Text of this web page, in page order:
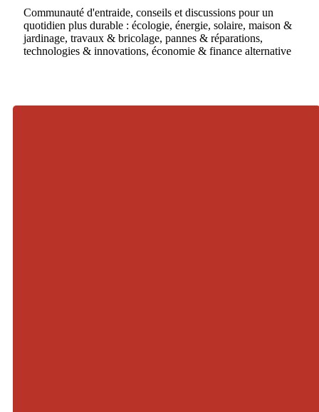
Communauté d'entraide, conseils et discussions pour un
quotidien plus durable : écologie, énergie, solaire, maison &
jardinage, travaux & bricolage, pannes & réparations,
technologies & innovations, économie & finance alternative